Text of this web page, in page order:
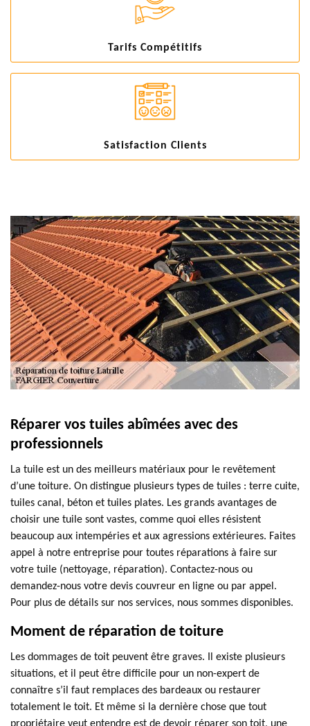
Tarifs Compétitifs
Satisfaction Clients
Réparer vos tuiles abîmées avec des
professionnels
La tuile est un des meilleurs matériaux pour le revêtement
d’une toiture. On distingue plusieurs types de tuiles : terre cuite,
tuiles canal, béton et tuiles plates. Les grands avantages de
choisir une tuile sont vastes, comme quoi elles résistent
beaucoup aux intempéries et aux agressions extérieures. Faites
appel à notre entreprise pour toutes réparations à faire sur
votre tuile (nettoyage, réparation). Contactez-nous ou
demandez-nous votre devis couvreur en ligne ou par appel.
Pour plus de détails sur nos services, nous sommes disponibles.
Moment de réparation de toiture
Les dommages de toit peuvent être graves. Il existe plusieurs
situations, et il peut être difficile pour un non-expert de
connaître s’il faut remplaces des bardeaux ou restaurer
totalement le toit. Et même si la dernière chose que tout